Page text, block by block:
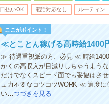
日払いOK 電話対応なし ルーティン
ここがポイント！
≪とことん稼げる高時給1400
≫ 待遇重視派の方、必見 ≪ 時給1400
かくの高収入が目減りしちゃうよう
だけでなくスピード面でも妥協はさ
ュ力不要なコツコツWORK ≪ 適度に
い…つづきを見る